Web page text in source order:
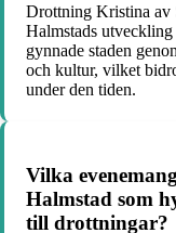
Drottning Kristina av
Halmstads
gynnade staden
och kultur, vilket
under den tiden.
Vilka
Halmstad som
till drottningar?